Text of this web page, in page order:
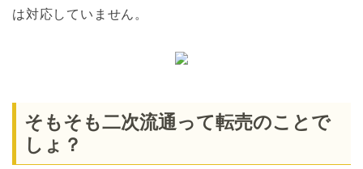
は対応していません。
そもそも二次流通って転売のことで
しょ？